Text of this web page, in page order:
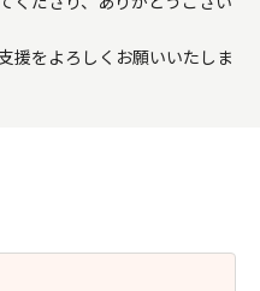
援をよろしくお願いいたしま